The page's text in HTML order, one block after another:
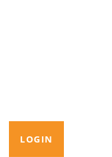
LOGIN